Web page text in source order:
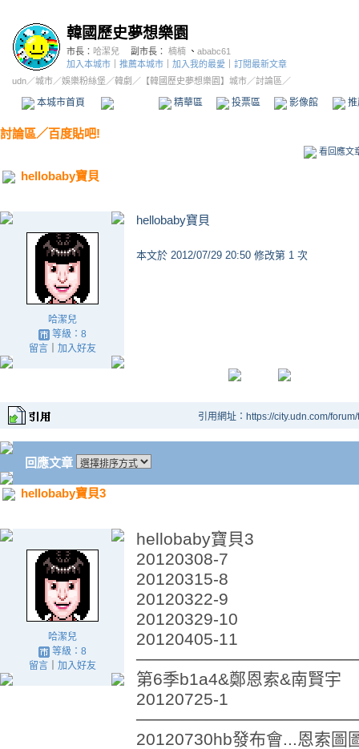
韓國歷史夢想樂園
市長： 哈潔兒 副市長： 楠楠 、 ababc61
加入本城市
推薦本城市 加入我的最愛
訂閱最新文章
udn／城市／娛樂粉絲堡 ／韓劇 ／ 【韓國歷史夢想樂園】城市／討論區／
本城市首頁 精華區 投票區 影像館
討論區／百度貼吧!
看回應文
hellobaby寶貝
哈潔兒
等級：8
留言｜ 加入好友
hellobaby寶貝
本文於 2012/07/29 20:50 修改第 1 次
引用網址：https://city.udn.com/
回應文章
hellobaby寶貝3
哈潔兒
等級：8
留言｜ 加入好友
hellobaby寶貝3
20120308-7
20120315-8
20120322-9
20120329-10
20120405-11
第6季b1a4&鄭恩索&南賢宇
20120725-1
20120730hb發布會...恩索圖